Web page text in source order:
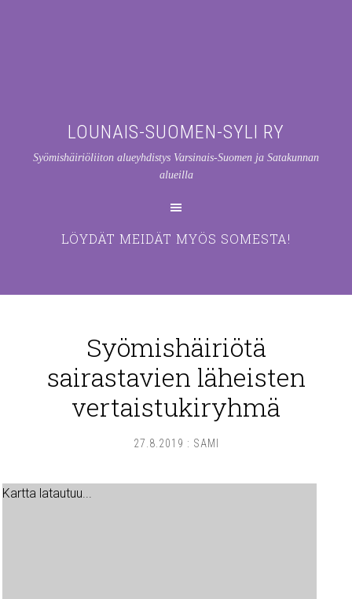
LOUNAIS-SUOMEN-SYLI RY
Syömishäiriöliiton alueyhdistys Varsinais-Suomen ja Satakunnan
alueilla
LÖYDÄT MEIDÄT MYÖS SOMESTA!
Syömishäiriötä
sairastavien läheisten
vertaistukiryhmä
27.8.2019 : SAMI
Kartta latautuu...